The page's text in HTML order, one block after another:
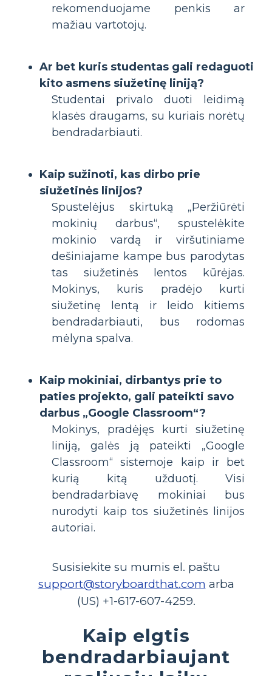
rekomenduojame penkis ar
mažiau vartotojų.
Ar bet kuris studentas gali redaguoti
kito asmens siužetinę liniją?
Studentai privalo duoti leidimą
klasės draugams, su kuriais norėtų
bendradarbiauti.
Kaip sužinoti, kas dirbo prie
siužetinės linijos?
Spustelėjus skirtuką „Peržiūrėti
mokinių darbus“, spustelėkite
mokinio vardą ir viršutiniame
dešiniajame kampe bus parodytas
tas siužetinės lentos kūrėjas.
Mokinys, kuris pradėjo kurti
siužetinę lentą ir leido kitiems
bendradarbiauti, bus rodomas
mėlyna spalva.
Kaip mokiniai, dirbantys prie to
paties projekto, gali pateikti savo
darbus „Google Classroom“?
Mokinys, pradėjęs kurti siužetinę
liniją, galės ją pateikti „Google
Classroom“ sistemoje kaip ir bet
kurią kitą užduotį. Visi
bendradarbiavę mokiniai bus
nurodyti kaip tos siužetinės linijos
autoriai.
Susisiekite su mumis el. paštu
support@storyboardthat.com arba
(US) +1-617-607-4259.
Kaip elgtis
bendradarbiaujant